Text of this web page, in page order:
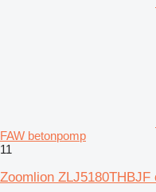
FAW betonpomp
11
Zoomlion ZLJ5180THBJF